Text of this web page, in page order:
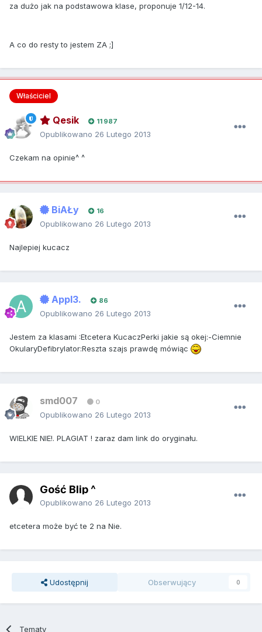
za dużo jak na podstawowa klase, proponuje 1/12-14.
A co do resty to jestem ZA ;]
Właściciel
Qesik 11 987
Opublikowano 26 Lutego 2013
Czekam na opinie^ ^
BiAŁy 16
Opublikowano 26 Lutego 2013
Najlepiej kucacz
Appl3. 86
Opublikowano 26 Lutego 2013
Jestem za klasami :Etcetera KucaczPerki jakie są okej:-Ciemnie
OkularyDefibrylator:Reszta szajs prawdę mówiąc
smd007 0
Opublikowano 26 Lutego 2013
WIELKIE NIE!. PLAGIAT ! zaraz dam link do oryginału.
Gość Blip ^
Opublikowano 26 Lutego 2013
etcetera może być te 2 na Nie.
Udostępnij Obserwujący 0
Tematy